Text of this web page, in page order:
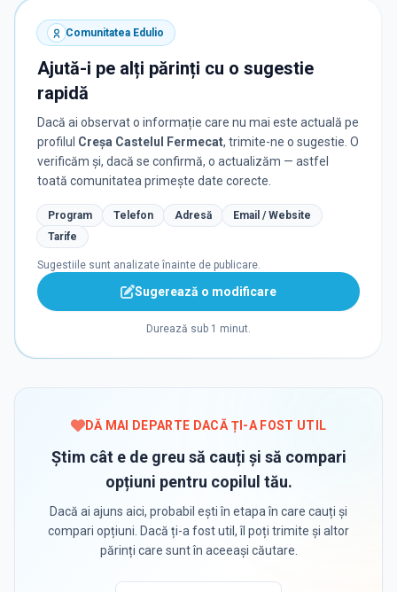
Comunitatea Edulio
Ajută-i pe alți părinți cu o sugestie
rapidă
Dacă ai observat o informație care nu mai este actuală pe
profilul Creșa Castelul Fermecat, trimite-ne o sugestie. O
verificăm și, dacă se confirmă, o actualizăm — astfel
toată comunitatea primește date corecte.
Program Telefon Adresă
Email / Website
Tarife
Sugestiile sunt analizate înainte de publicare.
Sugerează o modificare
Durează sub 1 minut.
DĂ MAI DEPARTE DACĂ ȚI-A FOST UTIL
Știm cât e de greu să cauți și să compari
opțiuni pentru copilul tău.
Dacă ai ajuns aici, probabil ești în etapa în care cauți și
compari opțiuni. Dacă ți-a fost util, îl poți trimite și altor
părinți care sunt în aceeași căutare.